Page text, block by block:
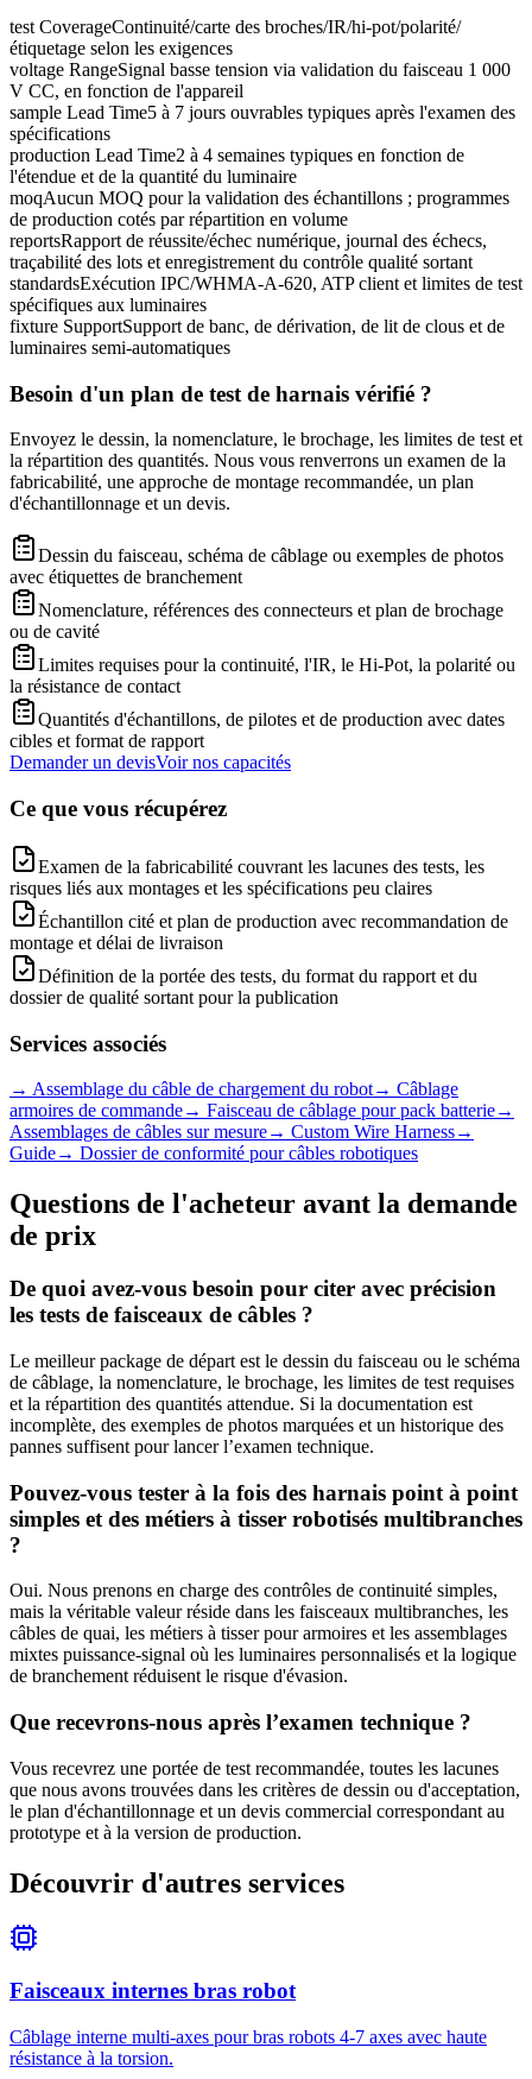
test CoverageContinuité/carte des broches/IR/hi-pot/polarité/
étiquetage selon les exigences
voltage RangeSignal basse tension via validation du faisceau 1 000
V CC, en fonction de l'appareil
sample Lead Time5 à 7 jours ouvrables typiques après l'examen des
spécifications
production Lead Time2 à 4 semaines typiques en fonction de
l'étendue et de la quantité du luminaire
moqAucun MOQ pour la validation des échantillons ; programmes
de production cotés par répartition en volume
reportsRapport de réussite/échec numérique, journal des échecs,
traçabilité des lots et enregistrement du contrôle qualité sortant
standardsExécution IPC/WHMA-A-620, ATP client et limites de test
spécifiques aux luminaires
fixture SupportSupport de banc, de dérivation, de lit de clous et de
luminaires semi-automatiques
Besoin d'un plan de test de harnais vérifié ?
Envoyez le dessin, la nomenclature, le brochage, les limites de test et
la répartition des quantités. Nous vous renverrons un examen de la
fabricabilité, une approche de montage recommandée, un plan
d'échantillonnage et un devis.
Dessin du faisceau, schéma de câblage ou exemples de photos
avec étiquettes de branchement
Nomenclature, références des connecteurs et plan de brochage
ou de cavité
Limites requises pour la continuité, l'IR, le Hi-Pot, la polarité ou
la résistance de contact
Quantités d'échantillons, de pilotes et de production avec dates
cibles et format de rapport
Demander un devisVoir nos capacités
Ce que vous récupérez
Examen de la fabricabilité couvrant les lacunes des tests, les
risques liés aux montages et les spécifications peu claires
Échantillon cité et plan de production avec recommandation de
montage et délai de livraison
Définition de la portée des tests, du format du rapport et du
dossier de qualité sortant pour la publication
Services associés
→ Assemblage du câble de chargement du robot→ Câblage
armoires de commande→ Faisceau de câblage pour pack batterie→
Assemblages de câbles sur mesure→ Custom Wire Harness→
Guide→ Dossier de conformité pour câbles robotiques
Questions de l'acheteur avant la demande
de prix
De quoi avez-vous besoin pour citer avec précision
les tests de faisceaux de câbles ?
Le meilleur package de départ est le dessin du faisceau ou le schéma
de câblage, la nomenclature, le brochage, les limites de test requises
et la répartition des quantités attendue. Si la documentation est
incomplète, des exemples de photos marquées et un historique des
pannes suffisent pour lancer l’examen technique.
Pouvez-vous tester à la fois des harnais point à point
simples et des métiers à tisser robotisés multibranches
?
Oui. Nous prenons en charge des contrôles de continuité simples,
mais la véritable valeur réside dans les faisceaux multibranches, les
câbles de quai, les métiers à tisser pour armoires et les assemblages
mixtes puissance-signal où les luminaires personnalisés et la logique
de branchement réduisent le risque d'évasion.
Que recevrons-nous après l’examen technique ?
Vous recevrez une portée de test recommandée, toutes les lacunes
que nous avons trouvées dans les critères de dessin ou d'acceptation,
le plan d'échantillonnage et un devis commercial correspondant au
prototype et à la version de production.
Découvrir d'autres services
Faisceaux internes bras robot
Câblage interne multi-axes pour bras robots 4-7 axes avec haute
résistance à la torsion.